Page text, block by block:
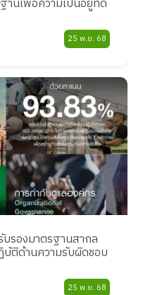
25 พ.ย. 68
บรองมาตรฐานสากล
ติด้านความรับผิดชอบ
25 พ.ย. 68